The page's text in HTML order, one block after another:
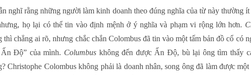
nghĩ rằng những người làm kinh doanh theo đúng nghĩa của từ này thường
họ lại có thể tin vào định mệnh ở ý nghĩa và phạm vi rộng lớn hơn.
thì chẳng ai rõ, nhưng chắc chắn Colombus đã tin vào một tấm bản đồ cổ có
Độ” của mình. Columbus không đến được Ấn Độ, bù lại ông tìm thấy
Christophe Colombus không phải là doanh nhân, song ông đã làm được